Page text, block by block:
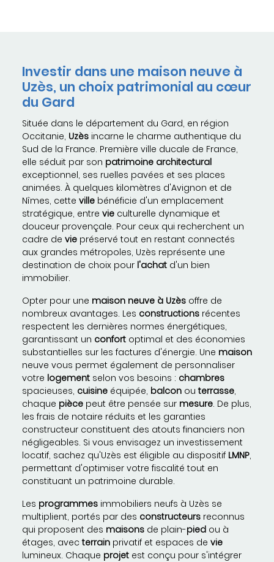
Investir dans une maison neuve à
Uzès, un choix patrimonial au cœur
du Gard
Située dans le département du Gard, en région
Occitanie, Uzès incarne le charme authentique du
Sud de la France. Première ville ducale de France,
elle séduit par son patrimoine architectural
exceptionnel, ses ruelles pavées et ses places
animées. À quelques kilomètres d'Avignon et de
Nîmes, cette ville bénéficie d'un emplacement
stratégique, entre vie culturelle dynamique et
douceur provençale. Pour ceux qui recherchent un
cadre de vie préservé tout en restant connectés
aux grandes métropoles, Uzès représente une
destination de choix pour l'achat d'un bien
immobilier.
Opter pour une maison neuve à Uzès offre de
nombreux avantages. Les constructions récentes
respectent les dernières normes énergétiques,
garantissant un confort optimal et des économies
substantielles sur les factures d'énergie. Une maison
neuve vous permet également de personnaliser
votre logement selon vos besoins : chambres
spacieuses, cuisine équipée, balcon outerrasse,
chaque pièce peut être pensée sur mesure. De plus,
les frais de notaire réduits et les garanties
constructeur constituent des atouts financiers non
négligeables. Si vous envisagez un investissement
locatif, sachez qu'Uzès est éligible au dispositif LMNP,
permettant d'optimiser votre fiscalité tout en
constituant un patrimoine durable.
Les programmes immobiliers neufs à Uzès se
multiplient, portés par des constructeurs reconnus
qui proposent des maisons de plain-pied ou à
étages, avecterrain privatif et espaces de vie
lumineux. Chaque projet est conçu pour s'intégrer